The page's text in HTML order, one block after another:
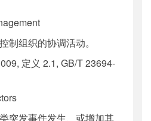
制组织的协调活动。
定义 2.1, GB/T 23694-
突发事件发生、或增加其